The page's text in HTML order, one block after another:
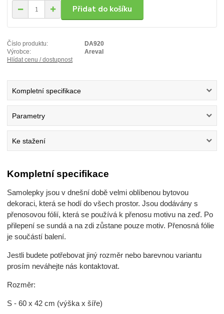
Přidat do košíku
Číslo produktu:
DA920
Výrobce:
Areval
Hlídat cenu / dostupnost
Kompletní specifikace
Parametry
Ke stažení
Kompletní specifikace
Samolepky jsou v dnešní době velmi oblíbenou bytovou
dekoraci, která se hodí do všech prostor. Jsou dodávány s
přenosovou fólií, která se používá k přenosu motivu na zeď. Po
přilepení se sundá a na zdi zůstane pouze motiv. Přenosná fólie
je součástí balení.
Jestli budete potřebovat jiný rozměr nebo barevnou variantu
prosím neváhejte nás kontaktovat.
Rozměr:
S - 60 x 42 cm (výška x šíře)